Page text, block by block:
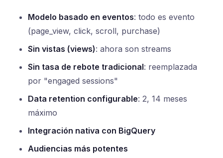
Modelo basado en eventos: todo es evento
(page_view, click, scroll, purchase)
Sin vistas (views): ahora son streams
Sin tasa de rebote tradicional: reemplazada
por "engaged sessions"
Data retention configurable: 2, 14 meses
máximo
Integración nativa con BigQuery
Audiencias más potentes